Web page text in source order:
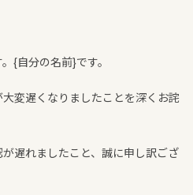
{自分の名前}です。
変遅くなりましたことを深くお詫
遅れましたこと、誠に申し訳ござ